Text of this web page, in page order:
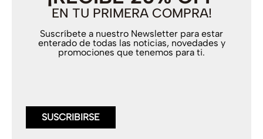
EN TU PRIMERA COMPRA!
Suscríbete a nuestro Newsletter para estar
enterado de todas las noticias, novedades y
promociones que tenemos para ti.
SUSCRIBIRSE